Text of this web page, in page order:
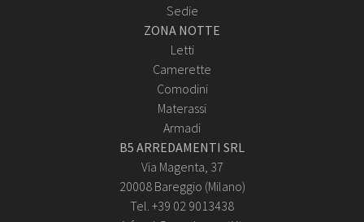
Sedie
ZONA NOTTE
Letti
Camerette
Comodini
Materassi
Armadi
B5 ARREDAMENTI SRL
Via Magenta, 37
20008 Bareggio (Milano)
Tel. +39 02 9013438